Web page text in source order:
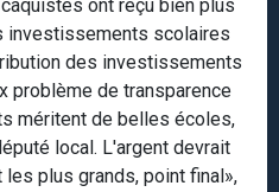
ont reçu bien plus
investissements scolaires
des investissements
problème de transparence
méritent de belles écoles,
local. L'argent devrait
plus grands, point final»,